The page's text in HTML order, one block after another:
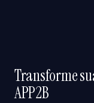
Transforme
APP2B